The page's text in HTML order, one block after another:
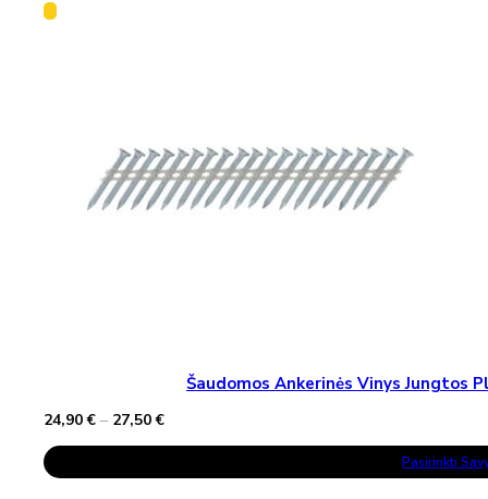
Šaudomos Ankerinės Vinys Jungtos
24,90€ – 27,50€Price
through
Pasirinkti
This
Product
Has